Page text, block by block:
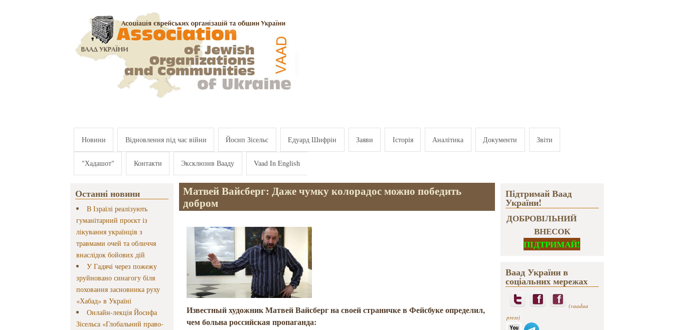
Новини Відновлення під час війни Йосип Зісельс Едуард Шифрін Заяви Історія Аналітика Документи Звіти
"Хадашот" Контакти Эксклюзив Вааду Vaad In English
Останні новини
В Ізраїлі реалізують
гуманітарний проєкт із
лікування українців з
травмами очей та обличчя
внаслідок бойових дій
У Гадячі через пожежу
зруйновано синагогу біля
поховання засновника руху
«Хабад» в Україні
Онлайн-лекція Йосифа
Зісельса «Глобальний право-
Матвей Вайсберг: Даже чумку колорадос можно победить
добром
Известный художник Матвей Вайсберг на своей страничке в Фейсбуке определил,
чем больна российская пропаганда:
Підтримай Ваад
України!
ДОБРОВІЛЬНИЙ
ВНЕСОК
ПІДТРИМАЙ!
Ваад України в
соціальних мережах
(vaadua
press)